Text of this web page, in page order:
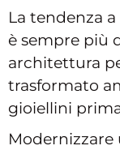
La tendenza a
è sempre più
architettura
trasformato
gioiellini
Modernizzare